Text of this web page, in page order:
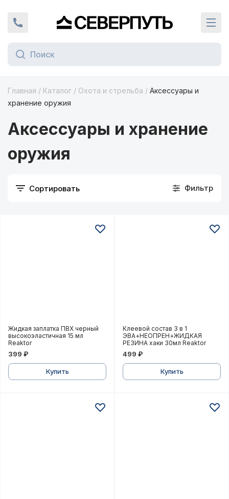
+7 (924) 924-16-46Вернуться на главную страницу
Главная / Каталог / Охота и стрельба / Аксессуары и
хранение оружия
Аксессуары и хранение
оружия
граница
Сортировать Фильтр
Жидкая заплатка ПВХ черный высокоэластичная 15
Жидкая заплатка ПВХ черный
высокоэластичная 15 мл
Reaktor
399 ₽
Купить
Клеевой состав 3 в 1
Клеевой состав 3 в 1
ЭВА+НЕОПРЕН+ЖИДКАЯ
РЕЗИНА хаки 30мл Reaktor
499 ₽
Купить